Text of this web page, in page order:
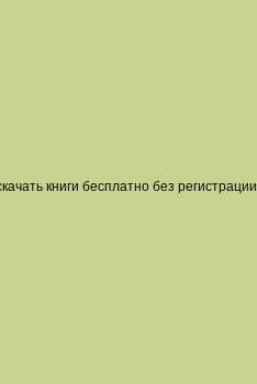
книги бесплатно без регистрации